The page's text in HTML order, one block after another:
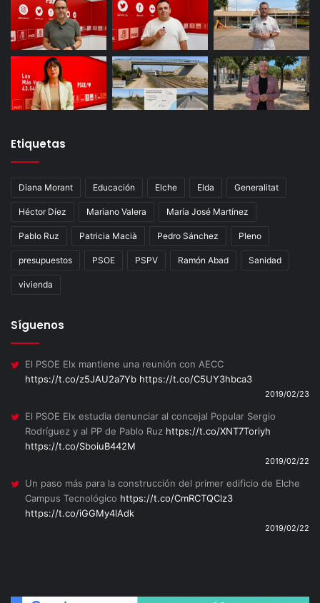
Etiquetas
Diana Morant Educación Elche Elda Generalitat
Héctor Díez Mariano Valera María José Martínez
Pablo Ruz Patricia Macià Pedro Sánchez Pleno
presupuestos PSOE PSPV Ramón Abad Sanidad
vivienda
Síguenos
El PSOE Elx mantiene una reunión con AECC
https://t.co/z5JAU2a7Yb https://t.co/C5UY3hbca3
2019/02/23
El PSOE Elx estudia denunciar al concejal Popular Sergio
Rodríguez y al PP de Pablo Ruz https://t.co/XNT7Toriyh
https://t.co/SboiuB442M
2019/02/22
Un paso más para la construcción del primer edificio de Elche
Campus Tecnológico https://t.co/CmRCTQClz3
https://t.co/iGGMy4lAdk
2019/02/22